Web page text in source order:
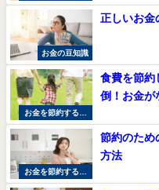
法
お金の豆知識
正しいお金
お金を節約する方
法
食費を節約
倒！お金が
お金を節約する方
法
節約のため
方法